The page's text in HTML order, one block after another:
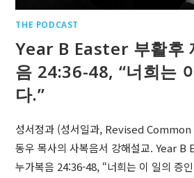
THE PODCAST
Year B Easter 부활후
음 24:36-48, “너희는
다.”
성서정과 (성서일과, Revised
동우 목사의 사복음서 강해설교. Year B
누가복음 24:36-48, “너희는 이 일의 증